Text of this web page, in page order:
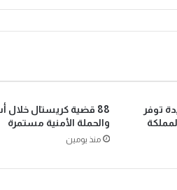
توفر
88 قضية كريستال خلال
والحملة الأمنية مستمرة
منذ يومين